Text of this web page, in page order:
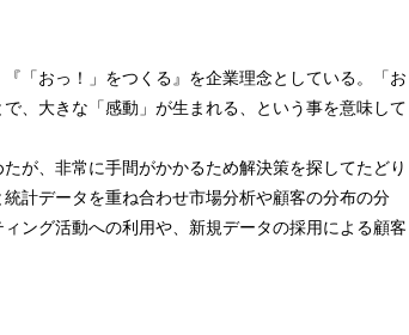
「おっ！」をつくる』を企業理念としている。「お
、大きな「感動」が生まれる、という事を意味して
が、非常に手間がかかるため解決策を探してたどり
計データを重ね合わせ市場分析や顧客の分布の分
ング活動への利用や、新規データの採用による顧客